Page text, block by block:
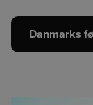
Danmarks